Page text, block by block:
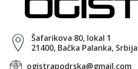
Šafarikova 80, lokal 1
21400, Bačka Palanka, Srbija
ogistrapodrska@gmail.com